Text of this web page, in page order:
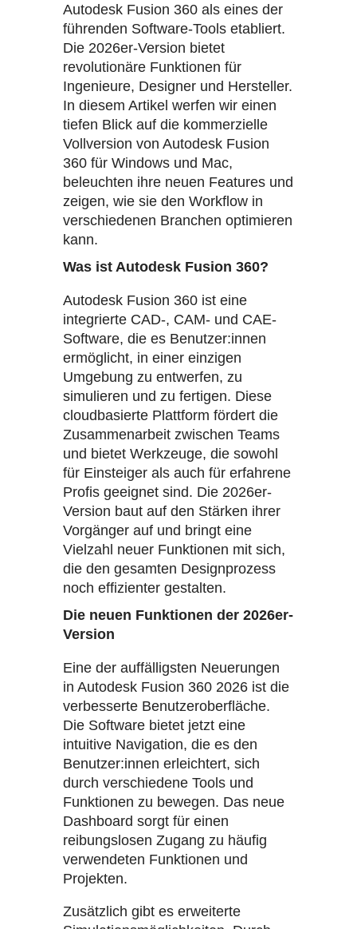
Autodesk Fusion 360 als eines der
führenden Software-Tools etabliert.
Die 2026er-Version bietet
revolutionäre Funktionen für
Ingenieure, Designer und Hersteller.
In diesem Artikel werfen wir einen
tiefen Blick auf die kommerzielle
Vollversion von Autodesk Fusion
360 für Windows und Mac,
beleuchten ihre neuen Features und
zeigen, wie sie den Workflow in
verschiedenen Branchen optimieren
kann.
Was ist Autodesk Fusion 360?
Autodesk Fusion 360 ist eine
integrierte CAD-, CAM- und CAE-
Software, die es Benutzer:innen
ermöglicht, in einer einzigen
Umgebung zu entwerfen, zu
simulieren und zu fertigen. Diese
cloudbasierte Plattform fördert die
Zusammenarbeit zwischen Teams
und bietet Werkzeuge, die sowohl
für Einsteiger als auch für erfahrene
Profis geeignet sind. Die 2026er-
Version baut auf den Stärken ihrer
Vorgänger auf und bringt eine
Vielzahl neuer Funktionen mit sich,
die den gesamten Designprozess
noch effizienter gestalten.
Die neuen Funktionen der 2026er-
Version
Eine der auffälligsten Neuerungen
in Autodesk Fusion 360 2026 ist die
verbesserte Benutzeroberfläche.
Die Software bietet jetzt eine
intuitive Navigation, die es den
Benutzer:innen erleichtert, sich
durch verschiedene Tools und
Funktionen zu bewegen. Das neue
Dashboard sorgt für einen
reibungslosen Zugang zu häufig
verwendeten Funktionen und
Projekten.
Zusätzlich gibt es erweiterte